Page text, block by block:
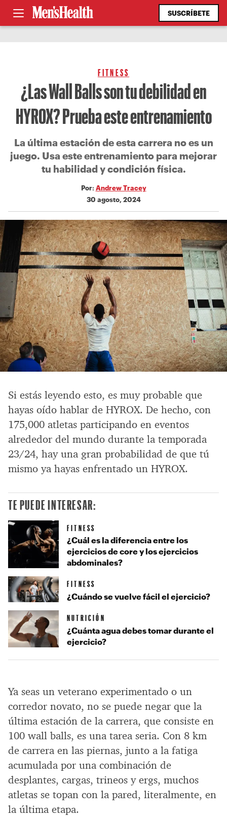
SUSCRÍBETE
FITNESS
¿Las Wall Balls son tu debilidad en
HYROX? Prueba este entrenamiento
La última estación de esta carrera no es un
juego. Usa este entrenamiento para mejorar
tu habilidad y condición física.
Por: Andrew Tracey
30 agosto, 2024
Si estás leyendo esto, es muy probable que
hayas oído hablar de HYROX. De hecho, con
175,000 atletas participando en eventos
alrededor del mundo durante la temporada
23/24, hay una gran probabilidad de que tú
mismo ya hayas enfrentado un HYROX.
Ya seas un veterano experimentado o un
corredor novato, no se puede negar que la
última estación de la carrera, que consiste en
100 wall balls, es una tarea seria. Con 8 km
de carrera en las piernas, junto a la fatiga
acumulada por una combinación de
desplantes, cargas, trineos y ergs, muchos
atletas se topan con la pared, literalmente, en
la última etapa.
TE PUEDE INTERESAR:
FITNESS
¿Cuál es la diferencia entre los
ejercicios de core y los ejercicios
abdominales?
FITNESS
¿Cuándo se vuelve fácil el ejercicio?
NUTRICIÓN
¿Cuánta agua debes tomar durante el
ejercicio?